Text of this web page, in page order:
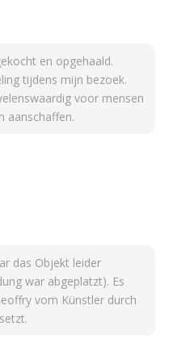
en opgehaald.
tijdens mijn bezoek.
voor mensen
aanschaffen.
das Objekt leider
war abgeplatzt). Es
vom Künstler durch